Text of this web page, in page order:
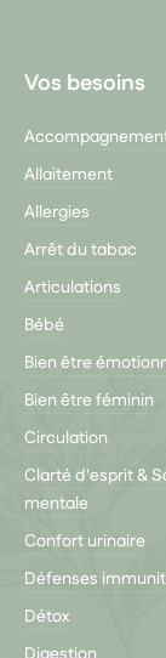
Vos besoins
Allaitement
Allergies
Arrêt du tabac
Articulations
Bébé
Bien être
Bien être féminin
Circulation
Clarté d'esprit &
mentale
Confort urinaire
Défenses
Détox